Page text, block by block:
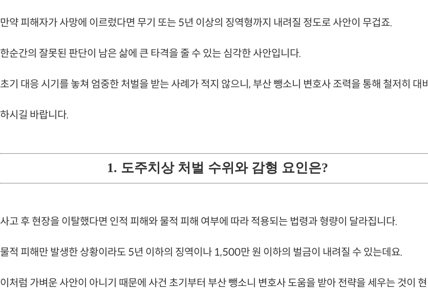
만약 피해자가 사망에 이르렀다면 무기 또는 5년 이상의 징역형까지 내려질 정도로 사안이 무겁죠.
한순간의 잘못된 판단이 남은 삶에 큰 타격을 줄 수 있는 심각한 사안입니다.
초기 대응 시기를 놓쳐 엄중한 처벌을 받는 사례가 적지 않으니, 부산 뺑소니 변호사 조력을 통해 철저히 대비
하시길 바랍니다.
1. 도주치상 처벌 수위와 감형 요인은?
사고 후 현장을 이탈했다면 인적 피해와 물적 피해 여부에 따라 적용되는 법령과 형량이 달라집니다.
물적 피해만 발생한 상황이라도 5년 이하의 징역이나 1,500만 원 이하의 벌금이 내려질 수 있는데요.
이처럼 가벼운 사안이 아니기 때문에 사건 초기부터 부산 뺑소니 변호사 도움을 받아 전략을 세우는 것이 현